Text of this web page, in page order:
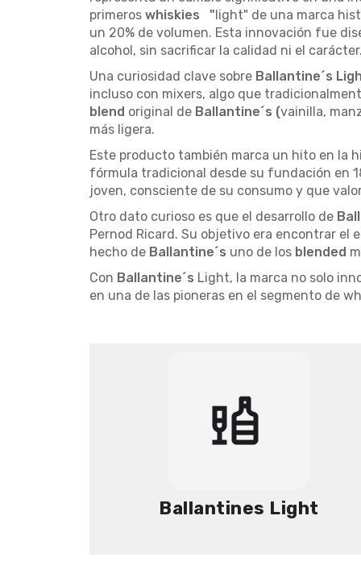
primeros whiskies "light" de una marca
un 20% de volumen. Esta innovación fue
alcohol, sin sacrificar la calidad ni el carácter.
Una curiosidad clave sobre Ballantine´s
incluso con mixers, algo que
blend original de Ballantine´s (vainilla,
más ligera.
Este producto también marca un hito en la
fórmula tradicional desde su fundación en
joven, consciente de su consumo y que
Otro dato curioso es que el desarrollo de
Pernod Ricard. Su objetivo era encontrar
hecho deBallantine´s uno de los blended
Con Ballantine´s Light, la marca no solo
en una de las pioneras en el segmento de
Ballantines Light